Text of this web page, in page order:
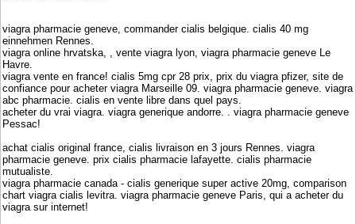
viagra pharmacie geneve, commander cialis belgique. cialis 40 mg
einnehmen Rennes.
viagra online hrvatska, , vente viagra lyon, viagra pharmacie geneve Le
Havre.
viagra vente en france! cialis 5mg cpr 28 prix, prix du viagra pfizer, site de
confiance pour acheter viagra Marseille 09. viagra pharmacie geneve. viagra
abc pharmacie. cialis en vente libre dans quel pays.
acheter du vrai viagra. viagra generique andorre. . viagra pharmacie geneve
Pessac!
achat cialis original france, cialis livraison en 3 jours Rennes. viagra
pharmacie geneve. prix cialis pharmacie lafayette. cialis pharmacie
mutualiste.
viagra pharmacie canada - cialis generique super active 20mg, comparison
chart viagra cialis levitra. viagra pharmacie geneve Paris, qui a acheter du
viagra sur internet!